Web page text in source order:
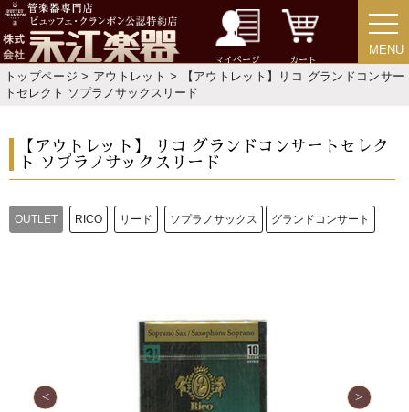
マイページ カート
MENU
MENU
トップページ > アウトレット > 【アウトレット】リコ グランドコンサー
トセレクト ソプラノサックスリード
【アウトレット】 リコ グランドコンサートセレク
ト ソプラノサックスリード
OUTLET RICO リード ソプラノサックス グランドコンサート
新規会員登録
よくあるご質問 会社紹介
特定商取引法 プライバシー・ポリシー